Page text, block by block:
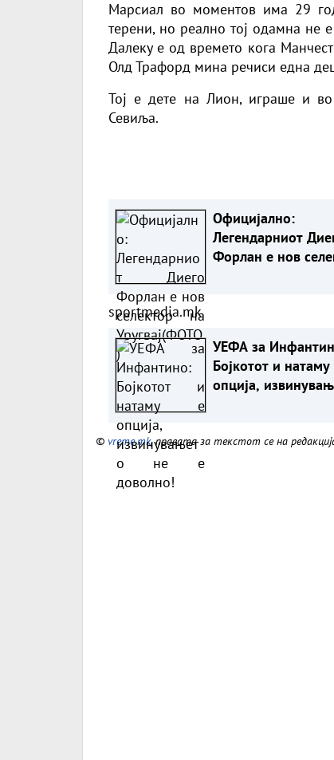
Марсиал во моментов има 29
терени, но реално тој одамна не
Далеку е од времето кога
Олд Трафорд мина речиси една
Тој е дете на Лион, играше и
Севиља.
Официјално:
Легендарниот
Форлан е нов
sportmedia.mk
УЕФА за
Бојкотот и натаму
опција,
© vreme.mk, правата за текстот се на